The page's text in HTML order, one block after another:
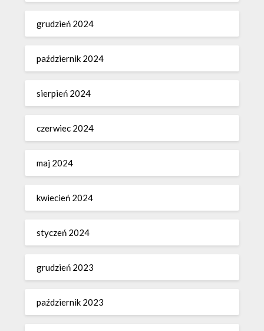
grudzień 2024
październik 2024
sierpień 2024
czerwiec 2024
maj 2024
kwiecień 2024
styczeń 2024
grudzień 2023
październik 2023